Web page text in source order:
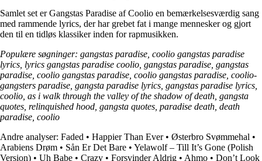
Samlet set er Gangstas Paradise af Coolio en bemærkelsesværdig sang
med rammende lyrics, der har grebet fat i mange mennesker og gjort
den til en tidløs klassiker inden for rapmusikken.
Populære søgninger: gangstas paradise, coolio gangstas paradise
lyrics, lyrics gangstas paradise coolio, gangstas paradise, gangstas
paradise, coolio gangstas paradise, coolio gangstas paradise, coolio-
gangsters paradise, gangsta paradise lyrics, gangstas paradise lyrics,
coolio, as i walk through the valley of the shadow of death, gangsta
quotes, relinquished hood, gangsta quotes, paradise death, death
paradise, coolio
Andre analyser: Faded • Happier Than Ever• Østerbro Svømmehal •
Arabiens Drøm • Sån Er Det Bare • Yelawolf – Till It’s Gone (Polish
Version) • Uh Babe • Crazy • Forsvinder Aldrig • Ahmo • Don’t Look